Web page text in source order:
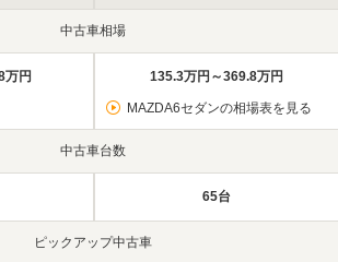
中古車相場
万円 135.3万円～369.8万円
MAZDA6セダンの相場表を見る
中古車台数
65台
ピックアップ中古車